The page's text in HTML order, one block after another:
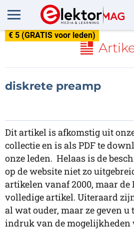
€ 5 (GRATIS voor leden)
diskrete preamp
Dit artikel is afkomstig uit
collectie en is als PDF te
onze leden. Helaas is de
op de website niet zo
artikelen vanaf 2000, maar de
volledige artikel. Uiteraard
al wat ouder, maar ze geven u
indruk van de mogelijkheden